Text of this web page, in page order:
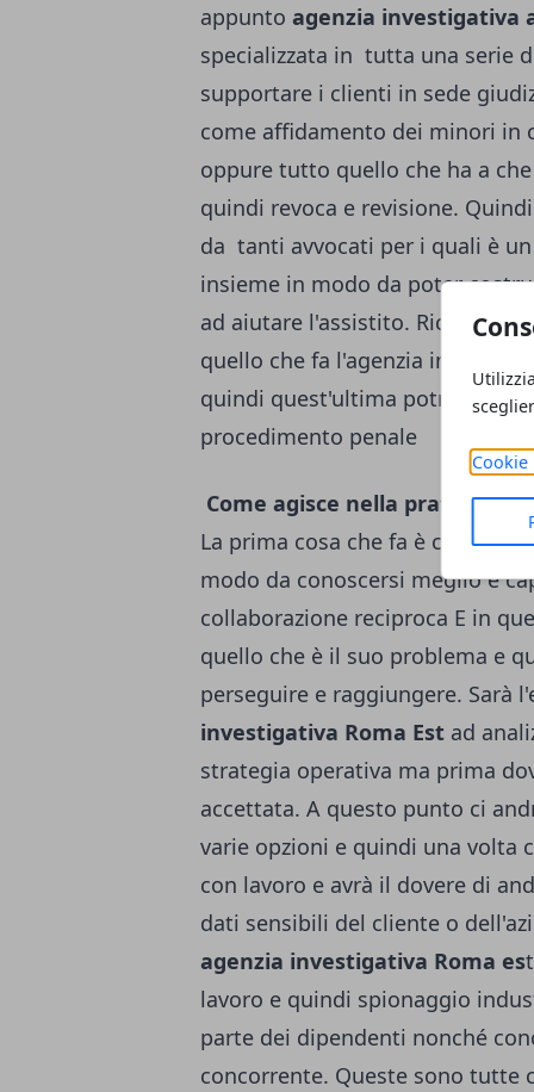
Cookie
appunto agenzia investigativa
specializzata in tutta una serie
supportare i clienti in sede
come affidamento dei minori in
oppure tutto quello che ha a
quindi revoca e revisione.
da tanti avvocati per i quali è
insieme in modo da poter
ad aiutare l'assistito.
quello che fa l'agenzia
quindi quest'ultima potrà
procedimento penale
Come agisce nella pratica
La prima cosa che fa è
modo da conoscersi meglio e
collaborazione reciproca E in
quello che è il suo problema e
perseguire e raggiungere. Sarà
investigativa Roma Est ad
strategia operativa ma prima
accettata. A questo punto ci
varie opzioni e quindi una volta
con lavoro e avrà il dovere di
dati sensibili del cliente o
agenzia investigativa Roma es
lavoro e quindi spionaggio
parte dei dipendenti nonché
concorrente. Queste sono